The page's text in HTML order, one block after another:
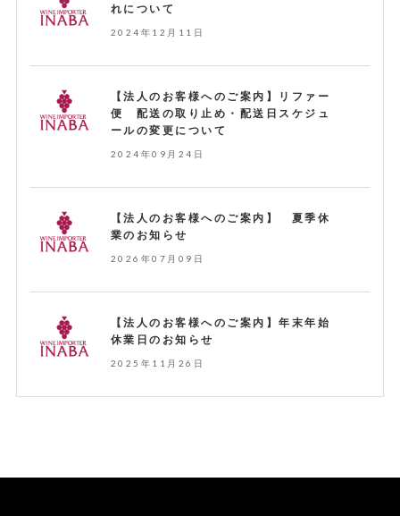
れについて
2024年12月11日
【法人のお客様へのご案内】リファー
便 配送の取り止め・配送日スケジュ
ールの変更について
2024年09月24日
【法人のお客様へのご案内】 夏季休
業のお知らせ
2026年07月09日
【法人のお客様へのご案内】年末年始
休業日のお知らせ
2025年11月26日